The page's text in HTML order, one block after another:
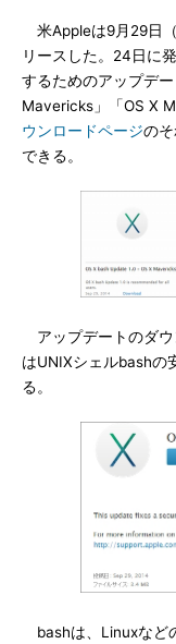
米Appleは9月29日
リースした。24日に
するためのアップデ
Mavericks」「OS X
ウンロードページの
できる。
アップデートのダウ
はUNIXシェルbashの
る。
bashは、Linuxなど